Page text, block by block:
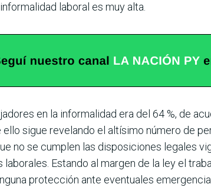
laboral es muy alta.
en la informalidad era del 64 %, de
ello sigue revelando el altísimo número de
no se cumplen las disposi­ciones legales
Estando al margen de la ley el
protec­ción ante eventuales